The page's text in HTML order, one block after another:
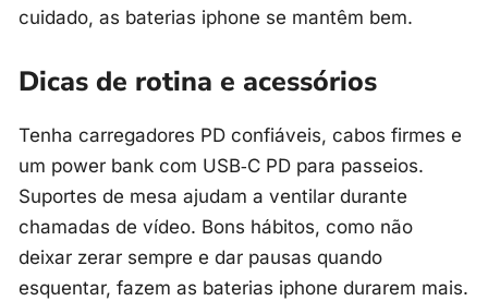
cuidado, as baterias iphone se mantêm bem.
Dicas de rotina e acessórios
Tenha carregadores PD confiáveis, cabos firmes e
um power bank com USB‑C PD para passeios.
Suportes de mesa ajudam a ventilar durante
chamadas de vídeo. Bons hábitos, como não
deixar zerar sempre e dar pausas quando
esquentar, fazem as baterias iphone durarem mais.